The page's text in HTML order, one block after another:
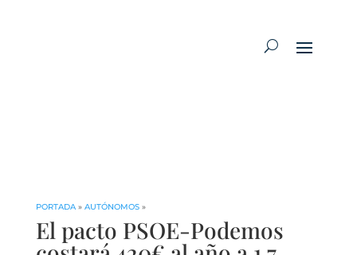
PORTADA» AUTÓNOMOS»
El pacto PSOE-Podemos